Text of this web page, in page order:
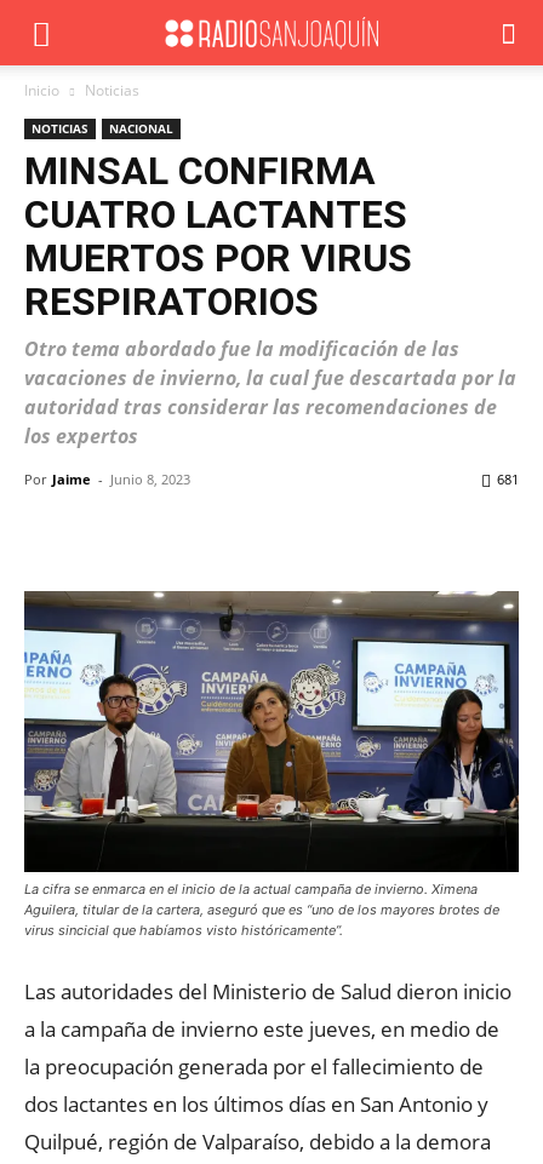
Inicio Noticias
NOTICIAS NACIONAL
MINSAL CONFIRMA
CUATRO LACTANTES
MUERTOS POR VIRUS
RESPIRATORIOS
Otro tema abordado fue la modificación de las
vacaciones de invierno, la cual fue descartada por la
autoridad tras considerar las recomendaciones de
los expertos
Por Jaime - Junio 8, 2023 681
La cifra se enmarca en el inicio de la actual campaña de invierno. Ximena
Aguilera, titular de la cartera, aseguró que es “uno de los mayores brotes de
virus sincicial que habíamos visto históricamente”.
Las autoridades del Ministerio de Salud dieron inicio
a la campaña de invierno este jueves, en medio de
la preocupación generada por el fallecimiento de
dos lactantes en los últimos días en San Antonio y
Quilpué, región de Valparaíso, debido a la demora